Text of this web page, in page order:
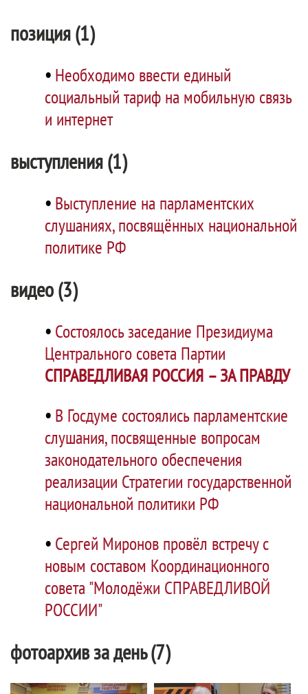
позиция (1)
• Необходимо ввести единый
социальный тариф на мобильную связь
и интернет
выступления (1)
• Выступление на парламентских
слушаниях, посвящённых национальной
политике РФ
видео (3)
• Состоялось заседание Президиума
Центрального совета Партии
СПРАВЕДЛИВАЯ РОССИЯ – ЗА ПРАВДУ
• В Госдуме состоялись парламентские
слушания, посвященные вопросам
законодательного обеспечения
реализации Стратегии государственной
национальной политики РФ
• Сергей Миронов провёл встречу с
новым составом Координационного
совета "Молодёжи СПРАВЕДЛИВОЙ
РОССИИ"
фотоархив за день (7)